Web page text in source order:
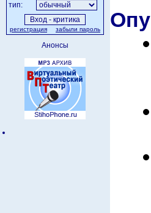
тип:
регистрация забыли пароль
Анонсы